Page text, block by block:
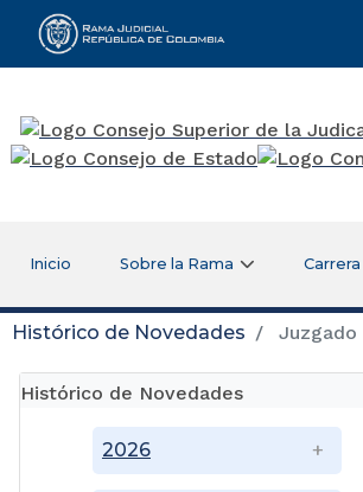
Rama Judicial
Inicio Sobre la Rama
Histórico de Novedades Juzgado
Histórico de Novedades
2026